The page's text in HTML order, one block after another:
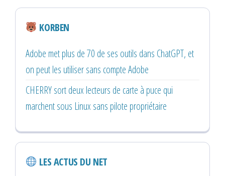
KORBEN
Adobe met plus de 70 de ses outils dans ChatGPT, et
on peut les utiliser sans compte Adobe
CHERRY sort deux lecteurs de carte à puce qui
marchent sous Linux sans pilote propriétaire
LES ACTUS DU NET